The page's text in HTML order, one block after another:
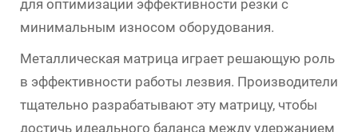
для оптимизации эффективности резки с
минимальным износом оборудования.
Металлическая матрица играет решающую роль
в эффективности работы лезвия. Производители
тщательно разрабатывают эту матрицу, чтобы
достичь идеального баланса между удержанием